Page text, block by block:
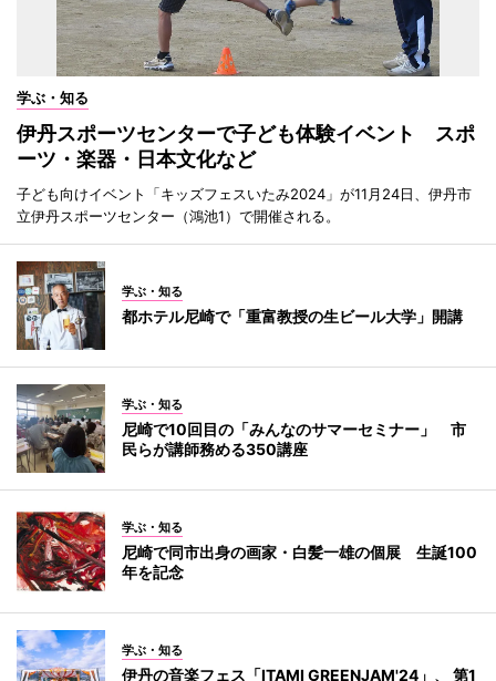
学ぶ・知る
伊丹スポーツセンターで子ども体験イベント スポ
ーツ・楽器・日本文化など
子ども向けイベント「キッズフェスいたみ2024」が11月24日、伊丹市
立伊丹スポーツセンター（鴻池1）で開催される。
学ぶ・知る
都ホテル尼崎で「重富教授の生ビール大学」開講
学ぶ・知る
尼崎で10回目の「みんなのサマーセミナー」 市
民らが講師務める350講座
学ぶ・知る
尼崎で同市出身の画家・白髪一雄の個展 生誕100
年を記念
学ぶ・知る
伊丹の音楽フェス「ITAMI GREENJAM'24」、 第1